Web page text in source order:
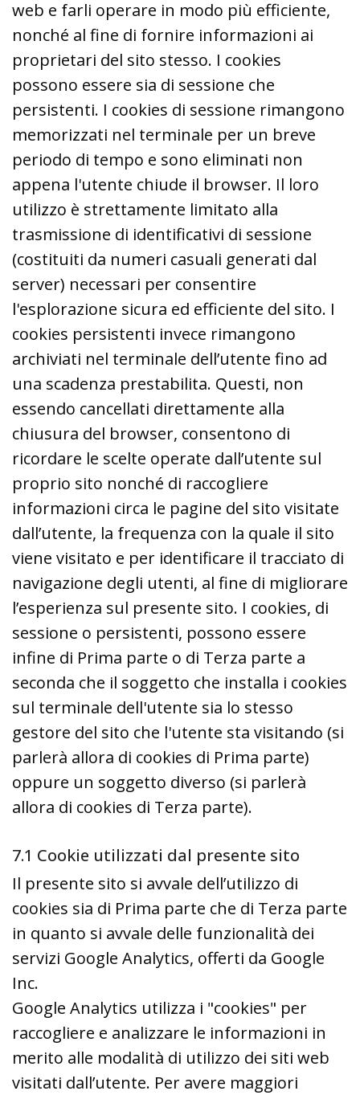
web e farli operare in modo più efficiente,
nonché al fine di fornire informazioni ai
proprietari del sito stesso. I cookies
possono essere sia di sessione che
persistenti. I cookies di sessione rimangono
memorizzati nel terminale per un breve
periodo di tempo e sono eliminati non
appena l'utente chiude il browser. Il loro
utilizzo è strettamente limitato alla
trasmissione di identificativi di sessione
(costituiti da numeri casuali generati dal
server) necessari per consentire
l'esplorazione sicura ed efficiente del sito. I
cookies persistenti invece rimangono
archiviati nel terminale dell’utente fino ad
una scadenza prestabilita. Questi, non
essendo cancellati direttamente alla
chiusura del browser, consentono di
ricordare le scelte operate dall’utente sul
proprio sito nonché di raccogliere
informazioni circa le pagine del sito visitate
dall’utente, la frequenza con la quale il sito
viene visitato e per identificare il tracciato di
navigazione degli utenti, al fine di migliorare
l’esperienza sul presente sito. I cookies, di
sessione o persistenti, possono essere
infine di Prima parte o di Terza parte a
seconda che il soggetto che installa i cookies
sul terminale dell'utente sia lo stesso
gestore del sito che l'utente sta visitando (si
parlerà allora di cookies di Prima parte)
oppure un soggetto diverso (si parlerà
allora di cookies di Terza parte).
7.1 Cookie utilizzati dal presente sito
Il presente sito si avvale dell’utilizzo di
cookies sia di Prima parte che di Terza parte
in quanto si avvale delle funzionalità dei
servizi Google Analytics, offerti da Google
Inc.
Google Analytics utilizza i "cookies" per
raccogliere e analizzare le informazioni in
merito alle modalità di utilizzo dei siti web
visitati dall’utente. Per avere maggiori